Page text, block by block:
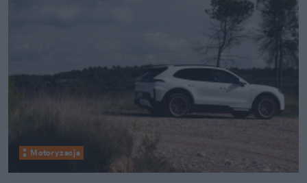
Motoryzacja